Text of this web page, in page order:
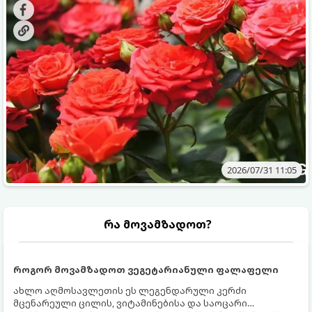
მოთხოვნილებები იცვლება, ამიტომ მნიშვნელოვანია
ვიცოდეთ, რომელი სასუქები გამოიყენება ამ დროს.
2026/07/31 11:05
რა მოვამზადოთ?
როგორ მოვამზადოთ ვეგეტარიანული ფალაფელი
ახლო აღმოსავლეთის ეს ლეგენდარული კერძი
მცენარეული ცილის, ვიტამინებისა და საოცარი